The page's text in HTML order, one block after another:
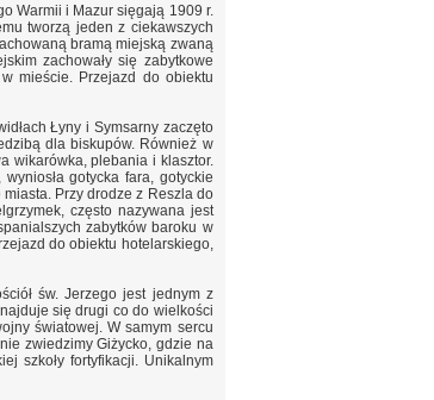
Warmii i Mazur sięgają 1909 r.
tworzą jeden z ciekawszych
bramą miejską zwaną
zachowały się zabytkowe
mieście. Przejazd do obiektu
Łyny i Symsarny zaczęto
dla biskupów. Również w
wikarówka, plebania i klasztor.
gotycka fara, gotyckie
Przy drodze z Reszla do
często nazywana jest
zabytków baroku w
do obiektu hotelarskiego,
św. Jerzego jest jednym z
się drugi co do wielkości
światowej. W samym sercu
zwiedzimy Giżycko, gdzie na
szkoły fortyfikacji. Unikalnym